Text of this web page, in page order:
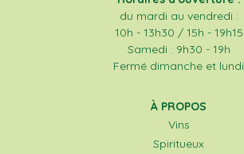
du mardi au vendredi :
10h - 13h30 / 15h - 19h15
Samedi : 9h30 - 19h
Fermé dimanche et lundi
À PROPOS
Vins
Spiritueux